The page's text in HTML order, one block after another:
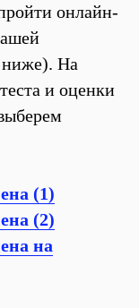
онлайн-
ниже). На
и оценки
(1)
(2)
на